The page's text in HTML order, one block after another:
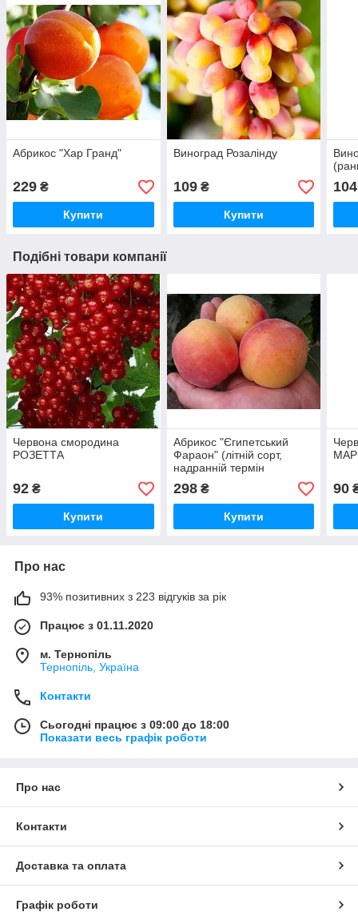
Абрикос "Хар Гранд"
229 ₴
Купити
Виноград Розалінду
109₴
Купити
104
Подібні товари компанії
Червона смородина
РОЗЕТТА
92 ₴
Купити
Абрикос "Єгипетський
Фараон" (літній сорт,
надранній термін
298₴
Купити
90
Про нас
93% позитивних з 223 відгуків за рік
Працює з 01.11.2020
м. Тернопіль
Тернопіль, Україна
Контакти
Сьогодні працює з 09:00 до 18:00
Показати весь графік роботи
Про нас
Контакти
Доставка та оплата
Графік роботи